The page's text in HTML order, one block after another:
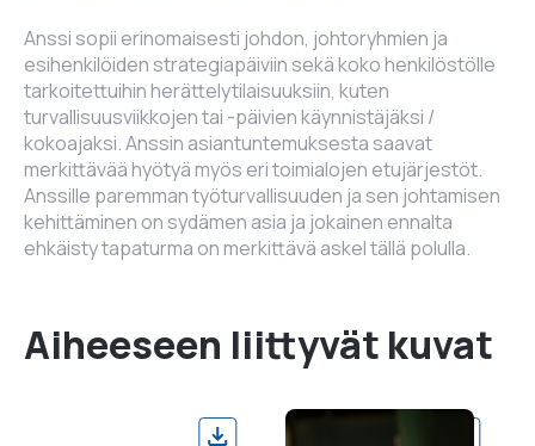
Anssi sopii erinomaisesti johdon, johtoryhmien ja
esihenkilöiden strategiapäiviin sekä koko henkilöstölle
tarkoitettuihin herättelytilaisuuksiin, kuten
turvallisuusviikkojen tai -päivien käynnistäjäksi /
kokoajaksi. Anssin asiantuntemuksesta saavat
merkittävää hyötyä myös eri toimialojen etujärjestöt.
Anssille paremman työturvallisuuden ja sen johtamisen
kehittäminen on sydämen asia ja jokainen ennalta
ehkäisty tapaturma on merkittävä askel tällä polulla.
Aiheeseen liittyvät kuvat